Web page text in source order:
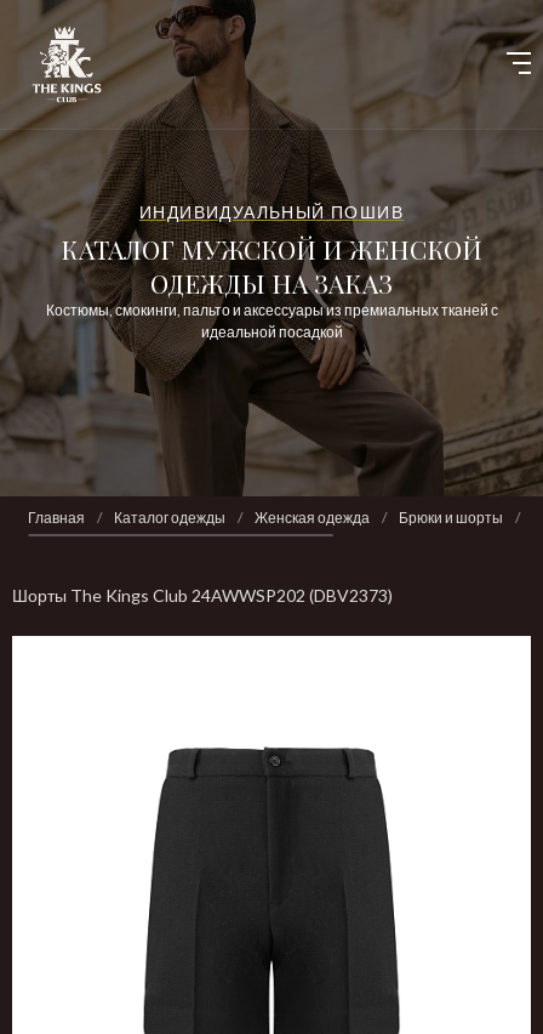
ИНДИВИДУАЛЬНЫЙ ПОШИВ
КАТАЛОГ МУЖСКОЙ И ЖЕНСКОЙ
ОДЕЖДЫ НА ЗАКАЗ
Костюмы, смокинги, пальто и аксессуары из премиальных тканей с
идеальной посадкой
Главная / Каталог одежды / Женская одежда / Брюки и шорты /
Шорты The Kings Club 24AWWSP202 (DBV2373)